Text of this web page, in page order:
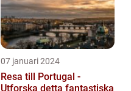
07 januari 2024
Resa till Portugal -
Utforska detta fantastiska